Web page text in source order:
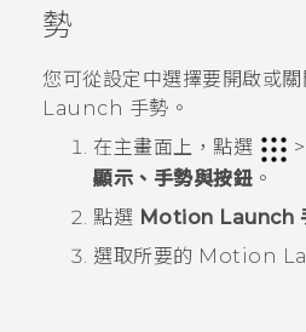
VIVERSE
應用程式
勢
您可從設定 中選擇要開啟或關
Launch 手勢。
在主畫面上，點選 >
顯示、手勢與按鈕 。
點選 Motion Launch
選取所要的 Motion